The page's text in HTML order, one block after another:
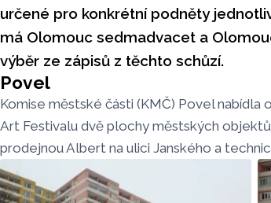
určené pro konkrétní podněty
má Olomouc sedmadvacet a
výběr ze zápisů z těchto schůzí.
Povel
Komise městské části (KMČ) Povel
Art Festivalu dvě plochy městských
prodejnou Albert na ulici Janského a